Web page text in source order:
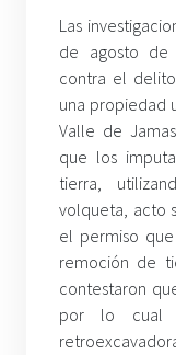
Las
de agosto de
contra el
una propiedad
Valle de
que los
tierra,
volqueta, acto
el permiso
remoción de
contestaron
por lo cual